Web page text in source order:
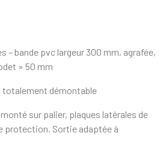
– bande pvc largeur 300 mm, agrafée,
» 50 mm
totalement démontable
sur palier, plaques latérales de
protection. Sortie adaptée à